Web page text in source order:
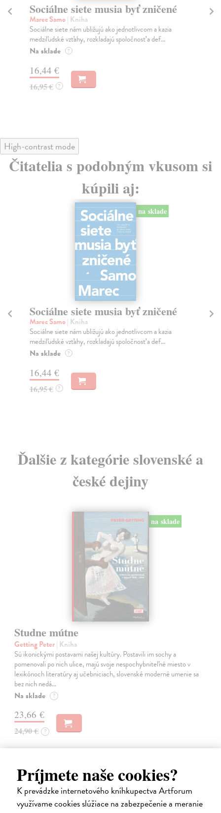
Príjmete naše cookies?
K prevádzke internetového kníhkupectva Artforum
využívame cookies slúžiace na zabezpečenie a meranie
Sociálne siete musia byť zničené
Marec Samo| Kniha
Sociálne siete nám ubližujú ako jednotlivcom a kazia
medziľudské vzťahy, rozkladajú spoločnosť a def...
Na sklade ?
16,44 €
16,95 € ?
High-contrast mode
Čitatelia s podobným vkusom si
kúpili aj:
na sklade
Sociálne siete musia byť zničené
Marec Samo| Kniha
Sociálne siete nám ubližujú ako jednotlivcom a kazia
medziľudské vzťahy, rozkladajú spoločnosť a def...
Na sklade ?
16,44 €
16,95 € ?
Ďalšie z kategórie slovenské a
české dejiny
na sklade
Studne mútne
Getting Peter| Kniha
Sú ikonickými postavami našej kultúry. Postavili im sochy a
pomenovali po nich ulice, majú svoje nespochybniteľné miesto v
lexikónoch literatúry aj učebniciach, slovenské moderné umenie sa
bez nich nedá…
Na sklade ?
23,66 €
24,90 € ?
na sklade